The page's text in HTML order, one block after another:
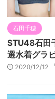
石田千穂
STU48石田
選水着グラ
2020/12/12